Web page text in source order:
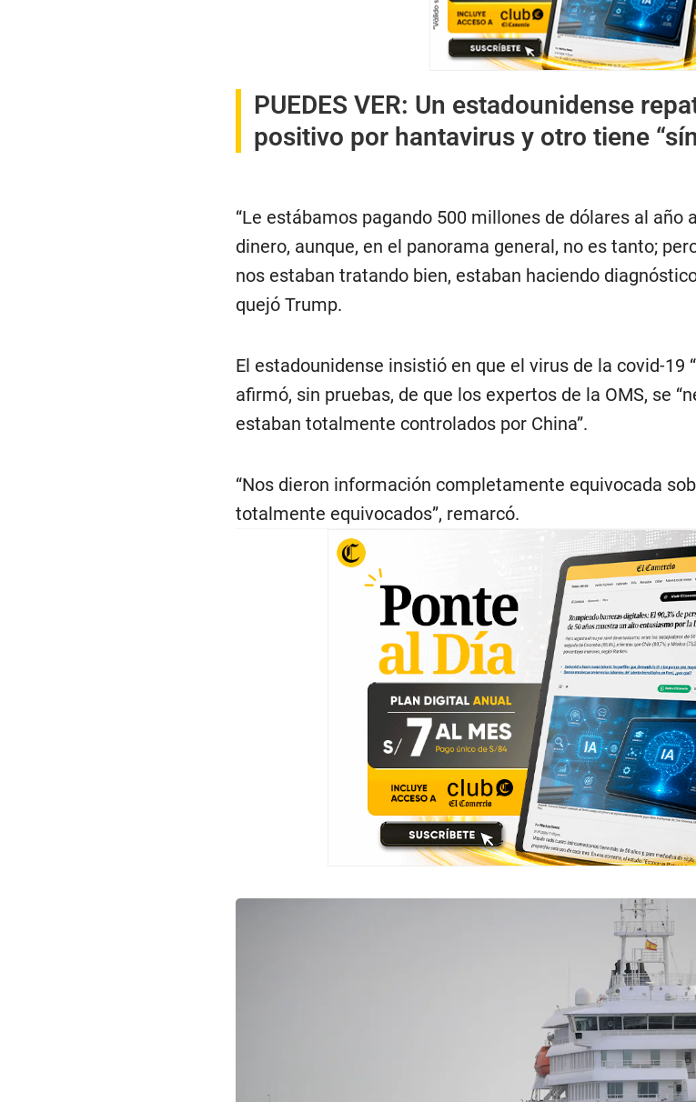
PUEDES VER: Un estadounidense
positivo por hantavirus y otro tiene
“Le estábamos pagando 500 millones de dólares al año
dinero, aunque, en el panorama general, no es tanto;
nos estaban tratando bien, estaban haciendo
quejó Trump.
El estadounidense insistió en que el virus de la covid-19
afirmó, sin pruebas, de que los expertos de la OMS, se
estaban totalmente controlados por China”.
“Nos dieron información completamente equivocada
totalmente equivocados”, remarcó.